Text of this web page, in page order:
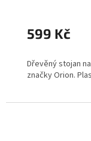
599 Kč
Dřevěný stojan
značky Orion.